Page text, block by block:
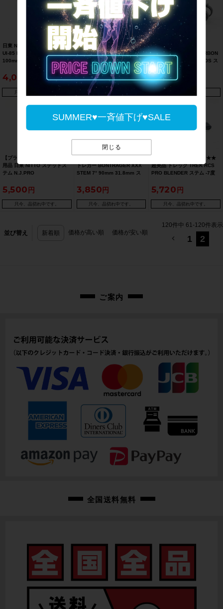
SUMMER♥一斉値下げ♥SALE
閉じる
日東 NITTO アヘッドステム
UI-85 BX
100mm/26.0mm/OS ステム
4,070
只今、品切れ中です。
★★チャプター2 CHAPTER2
アルミステム 80mm 7度
31.8mm（サイクルパラダイ
ス山口より配送)
2,200
只今、品切れ中です。
◆◆ボントレガー
BONTRAGER XXX CARBON
STEM 90mm 31.8mm OS ス
テム カーボン マウント付き
（サイクルパラダイス大阪よ
り配送）
12,760
【プライスダウン開始】未使
用品 日東 NITTO ステッドス
テム N.J.PRO
【お買い得SALE】
5,500
只今、品切れ中です。
トレガー BONTRAGER XXX
STEM 7° 90mm 31.8mm ス
SALE】
3,850
只今、品切れ中です。
【プライスダウン開始】★★
超美品 トレック TREK RCS
PRO BLENDER ステム -7度
クルパラダイス山口より配送)
【お買い得SALE】
5,720
只今、品切れ中です。
並び替え 新着順 価格が高い順 価格が安い順
120件中 61 -120件表示
1 2
ご案内
全国送料無料